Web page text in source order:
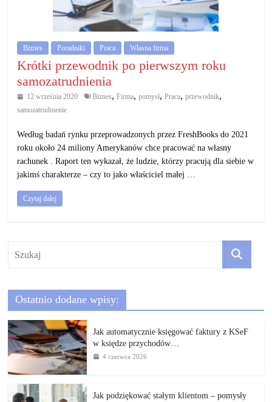
gospodarczą.
Porady
biznesowe
Biznes Poradniki Praca Własna firma
Krótki przewodnik po pierwszym roku
samozatrudnienia
12 września 2020 Biznes, Firma, pomysł, Praca, przewodnik,
samozatrudnienie
Według badań rynku przeprowadzonych przez FreshBooks do 2021
roku około 24 miliony Amerykanów chce pracować na własny
rachunek . Raport ten wykazał, że ludzie, którzy pracują dla siebie w
jakimś charakterze – czy to jako właściciel małej …
Czytaj dalej
Ostatnio dodane wpisy:
Jak automatycznie księgować faktury z KSeF
w księdze przychodów…
4 czerwca 2026
Jak podziękować stałym klientom – pomysły